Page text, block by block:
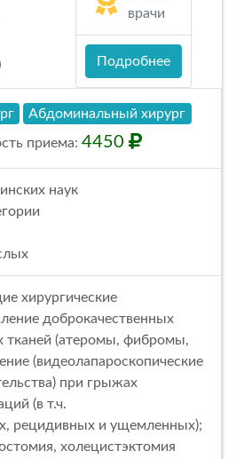
врачи
Подробнее
Абдоминальный хирург
приема: 4450
наук
хирургические
доброкачественных
тканей (атеромы, фибромы,
(видеолапароскопические
при грыжах
(в т.ч.
рецидивных и ущемленных);
холецистэктомия